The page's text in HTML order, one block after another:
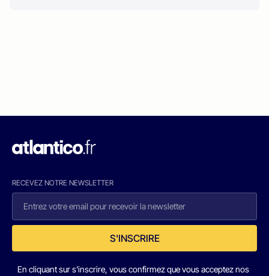
RECEVEZ NOTRE NEWSLETTER
S'INSCRIRE
En cliquant sur s'inscrire, vous confirmez que vous acceptez nos